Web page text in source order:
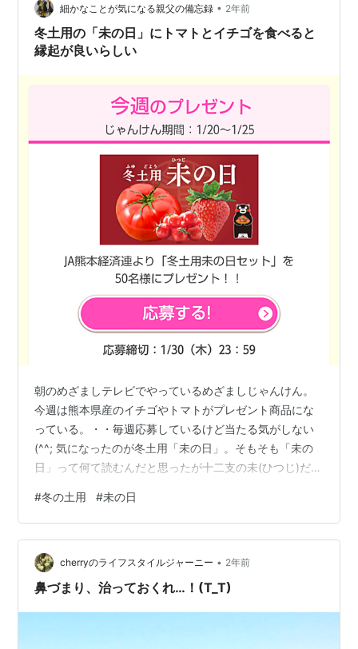
細かなことが気になる親父の備忘録 • 2年前
冬土用の「未の日」にトマトとイチゴを食べると
縁起が良いらしい
朝のめざましテレビでやっているめざましじゃんけん。
今週は熊本県産のイチゴやトマトがプレゼント商品にな
っている。・・毎週応募しているけど当たる気がしない
(^^; 気になったのが冬土用「未の日」。そもそも「未の
日」って何て読むんだと思ったが十二支の未(ひつじ)だっ
になる。皆さまはご存知でしたか？ 気になってググって
みると九州熊本が盛んに取り上げているようだ。 上のリ
ンクに書かれているが、冬の土用の「未の日」に「ひ」
のつく食べ物と「赤い」食べ物を食べると縁起が良いの
だそうだ。「ひ」のつく食べ物は、なんでも「ひつじ」
#冬の土用 #未の日
cherryのライフスタイルジャーニー • 2年前
鼻づまり、治っておくれ…！(T_T)